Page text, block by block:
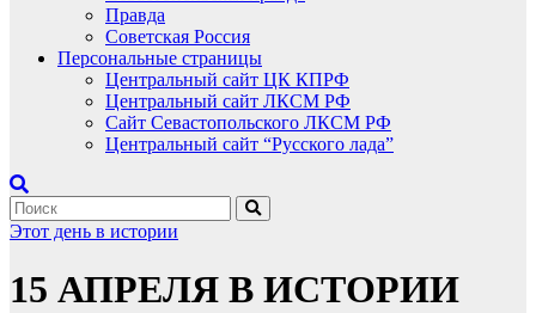
Правда
Советская Россия
Персональные страницы
Центральный сайт ЦК КПРФ
Центральный сайт ЛКСМ РФ
Сайт Севастопольского ЛКСМ РФ
Центральный сайт “Русского лада”
Этот день в истории
15 АПРЕЛЯ В ИСТОРИИ